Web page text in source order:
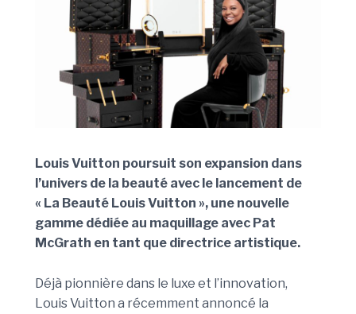
Louis Vuitton poursuit son expansion dans
l’univers de la beauté avec le lancement de
« La Beauté Louis Vuitton », une nouvelle
gamme dédiée au maquillage avec Pat
McGrath en tant que directrice artistique.
Déjà pionnière dans le luxe et l’innovation,
Louis Vuitton a récemment annoncé la